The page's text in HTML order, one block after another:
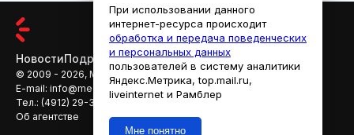
НовостиПодробностиАфишаКино
© 2009 - 2026, МЕДИАРЯЗАНЬ
E-mail: info@mediaryazan.ru,reklama@mediaryazan.ru
Тел.: (4912) 29-33-66
Об агентстве
При использовании данного
интернет-ресурса происходит
обработка и передача поведенческих
и персональных данных
пользователей в систему аналитики
Яндекс.Метрика, top.mail.ru,
liveinternet и Рамблер
Мне понятно